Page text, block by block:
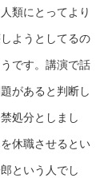
類にとってより
ようとしてるの
です。講演で話
があると判断し
処分としまし
休職させるとい
という人でし